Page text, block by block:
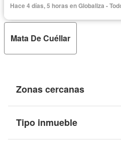
Hace 4 días, 5 horas en Globaliza -
Mata De Cuéllar
Zonas cercanas
Tipo inmueble